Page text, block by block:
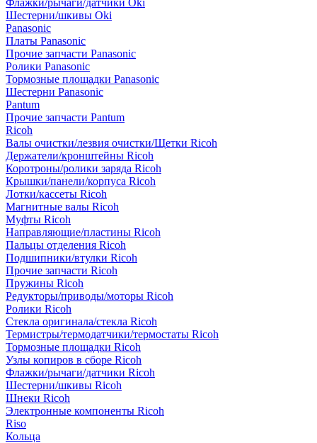
Флажки/рычаги/датчики Oki
Шестерни/шкивы Oki
Panasonic
Платы Panasonic
Прочие запчасти Panasonic
Ролики Panasonic
Тормозные площадки Panasonic
Шестерни Panasonic
Pantum
Прочие запчасти Pantum
Ricoh
Валы очистки/лезвия очистки/Щетки Ricoh
Держатели/кронштейны Ricoh
Коротроны/ролики заряда Ricoh
Крышки/панели/корпуса Ricoh
Лотки/кассеты Ricoh
Магнитные валы Ricoh
Муфты Ricoh
Направляющие/пластины Ricoh
Пальцы отделения Ricoh
Подшипники/втулки Ricoh
Прочие запчасти Ricoh
Пружины Ricoh
Редукторы/приводы/моторы Ricoh
Ролики Ricoh
Стекла оригинала/стекла Ricoh
Термистры/термодатчики/термостаты Ricoh
Тормозные площадки Ricoh
Узлы копиров в сборе Ricoh
Флажки/рычаги/датчики Ricoh
Шестерни/шкивы Ricoh
Шнеки Ricoh
Электронные компоненты Ricoh
Riso
Кольца